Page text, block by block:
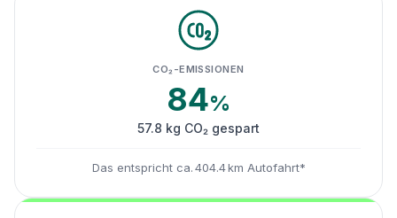
CO₂-EMISSIONEN
84%
57.8 kg CO₂ gespart
Das entspricht ca. 404.4 km Autofahrt*